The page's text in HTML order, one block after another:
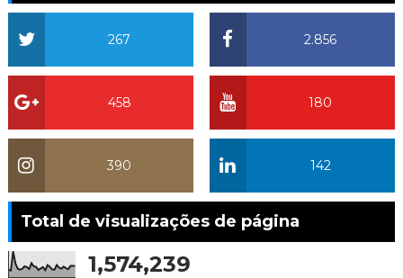
2.856
267
180
458
142
390
Total de visualizações de página
1,574,239